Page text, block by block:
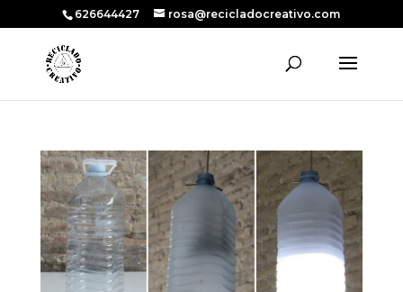
626644427 rosa@recicladocreativo.com